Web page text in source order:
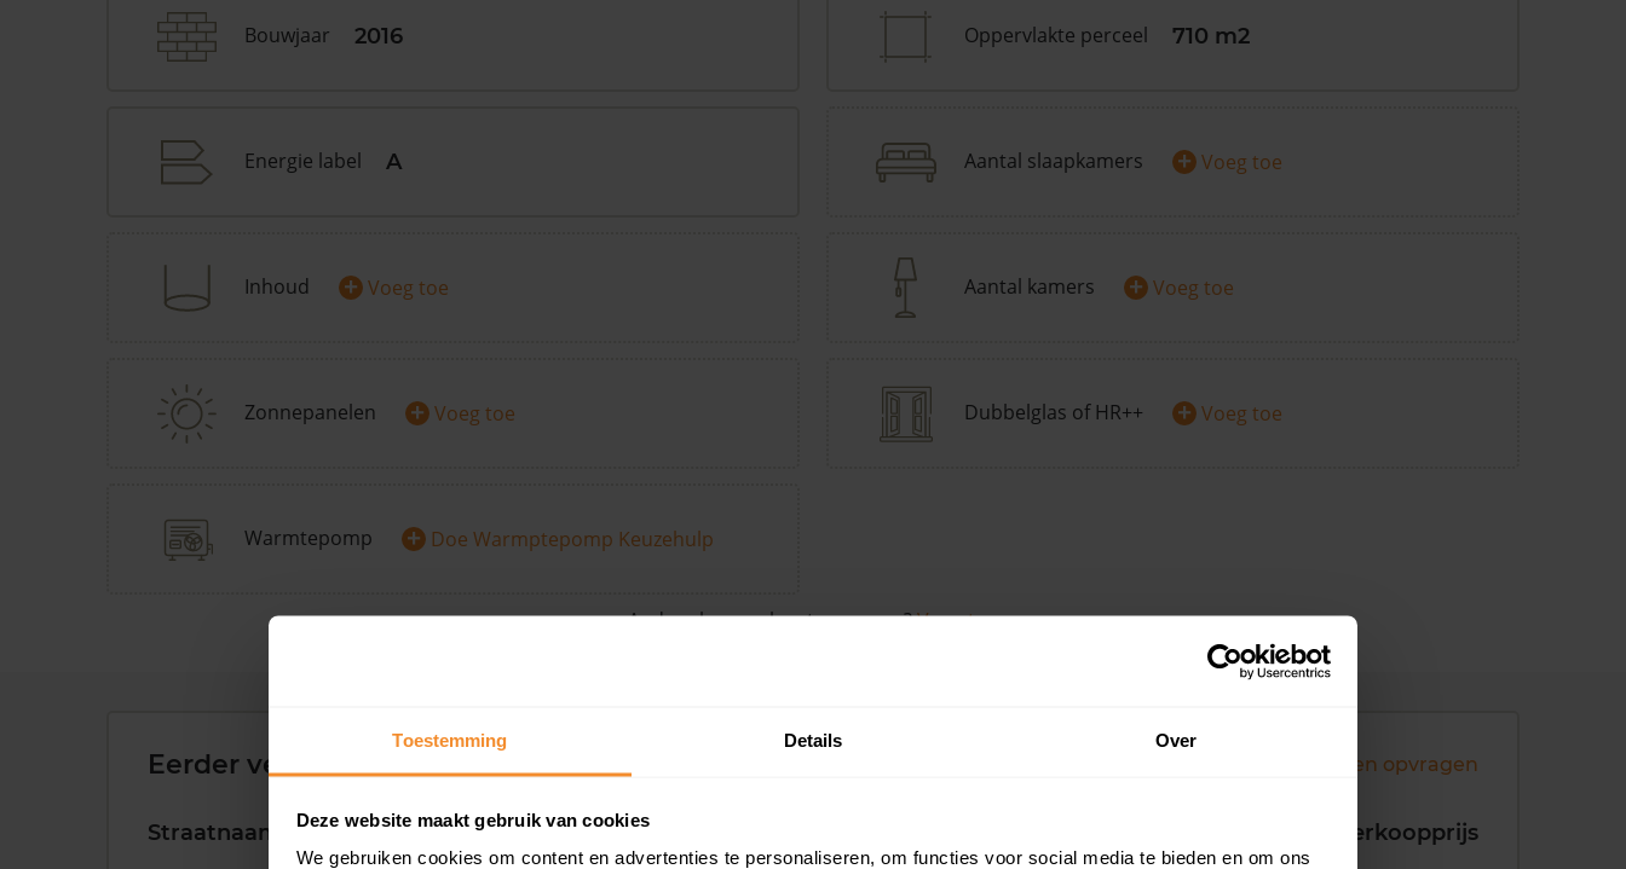
Toestemming Details Over
Deze website maakt gebruik van cookies
We gebruiken cookies om content en advertenties te personaliseren, om functies voor social media te bieden en om ons
Bouwjaar 2016 Oppervlakte perceel 710 m2
Energie label A Aantal slaapkamers + Voeg toe
Inhoud + Voeg toe Aantal kamers + Voeg toe
Zonnepanelen + Voeg toe Dubbelglas of HR++ + Voeg toe
Warmtepomp + Doe Warmptepomp Keuzehulp
Andere kenmerken toevoegen?Voeg toe
Eerder verkochte woningen in de buurt Andere koopsommen opvragen
Straatnaam Huisnr. Woonoppervlak Verkoopprijs